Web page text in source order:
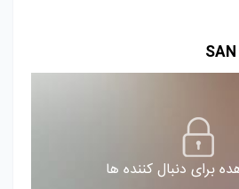
برای دنبال کننده ها